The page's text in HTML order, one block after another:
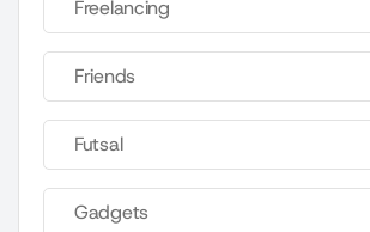
Freelancing
Friends
Futsal
Gadgets